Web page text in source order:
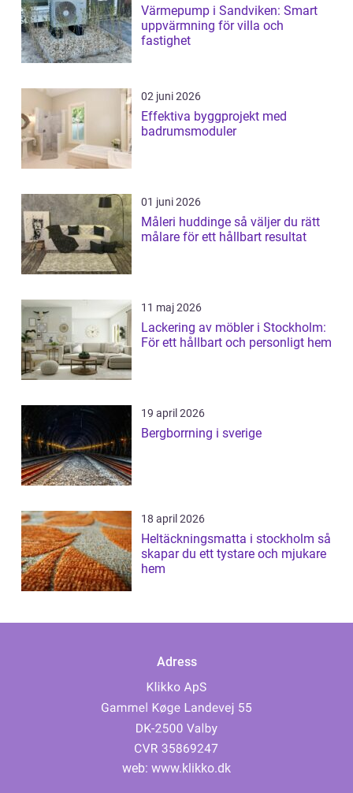
Värmepump i Sandviken: Smart
uppvärmning för villa och
fastighet
02 juni 2026
Effektiva byggprojekt med
badrumsmoduler
01 juni 2026
Måleri huddinge så väljer du rätt
målare för ett hållbart resultat
11 maj 2026
Lackering av möbler i Stockholm:
För ett hållbart och personligt hem
19 april 2026
Bergborrning i sverige
18 april 2026
Heltäckningsmatta i stockholm så
skapar du ett tystare och mjukare
hem
Adress
web: www.klikko.dk